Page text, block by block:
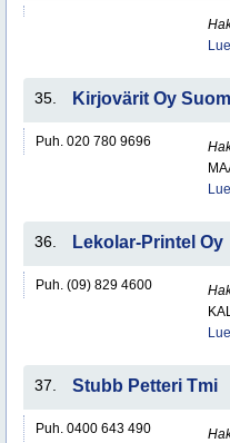
35. Kirjovärit Oy
Puh. 020 780 9696
36. Lekolar-Printel Oy
Puh. (09) 829 4600
37. Stubb Petteri Tmi
Puh. 0400 643 490